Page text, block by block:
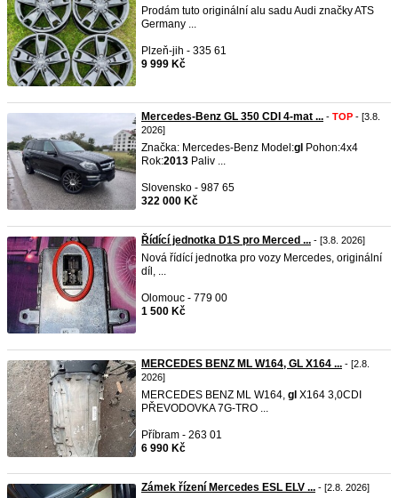
Prodám tuto originální alu sadu Audi značky ATS
Germany ...
Plzeň-jih - 335 61
9 999 Kč
Mercedes-Benz GL 350 CDI 4-mat ... - TOP - [3.8.
2026]
Značka: Mercedes-Benz Model:gl Pohon:4x4
Rok:2013 Paliv ...
Slovensko - 987 65
322 000 Kč
Řídící jednotka D1S pro Merced ... - [3.8. 2026]
Nová řídící jednotka pro vozy Mercedes, originální
díl, ...
Olomouc - 779 00
1 500 Kč
MERCEDES BENZ ML W164, GL X164 ... - [2.8.
2026]
MERCEDES BENZ ML W164, gl X164 3,0CDI
PŘEVODOVKA 7G-TRO ...
Příbram - 263 01
6 990 Kč
Zámek řízení Mercedes ESL ELV ... - [2.8. 2026]